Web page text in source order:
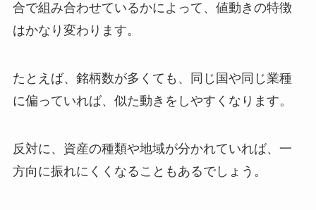
合で組み合わせているかによって、値動きの特徴
はかなり変わります。
たとえば、銘柄数が多くても、同じ国や同じ業種
に偏っていれば、似た動きをしやすくなります。
反対に、資産の種類や地域が分かれていれば、一
方向に振れにくくなることもあるでしょう。